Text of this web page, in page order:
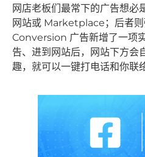
网店老板们最常下的广告想必
网站或 Marketplace；后者
Conversion 广告新增了一
告、进到网站后，网站下方会
趣，就可以一键打电话和你联